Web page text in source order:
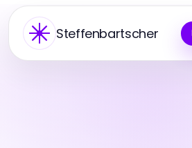
Steffenbartscher